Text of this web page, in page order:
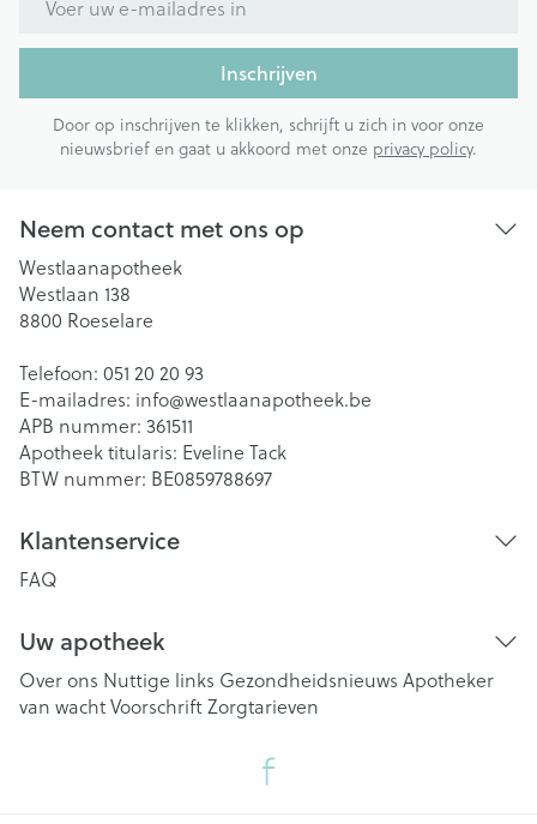
Inschrijven
Door op inschrijven te klikken, schrijft u zich in voor onze
nieuwsbrief en gaat u akkoord met onze privacy policy.
Neem contact met ons op
Westlaanapotheek
Westlaan 138
8800 Roeselare
Telefoon: 051 20 20 93
E-mailadres: info@westlaanapotheek.be
APB nummer: 361511
Apotheek titularis: Eveline Tack
BTW nummer: BE0859788697
Klantenservice
FAQ
Uw apotheek
Over ons Nuttige links Gezondheidsnieuws Apotheker
van wachtVoorschriftZorgtarieven